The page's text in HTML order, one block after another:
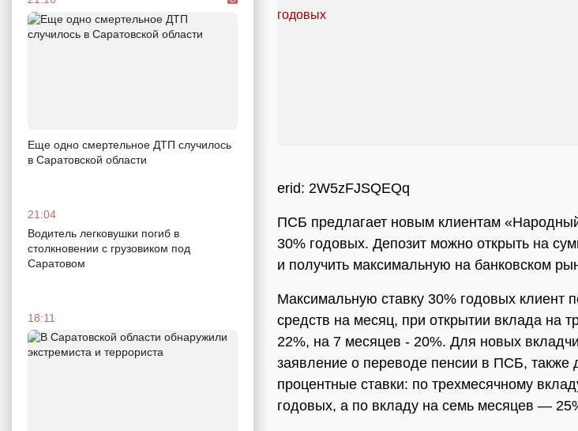
Еще одно смертельное ДТП случилось
в Саратовской области
21:04
Водитель легковушки погиб в
столкновении с грузовиком под
Саратовом
18:11
erid: 2W5zFJSQEQq
ПСБ предлагает новым клиентам
30% годовых. Депозит можно открыть на
и получить максимальную на банковском
Максимальную ставку 30% годовых клиент
средств на месяц, при открытии вклада на
22%, на 7 месяцев - 20%. Для новых
заявление о переводе пенсии в ПСБ,
процентные ставки: по трехмесячному
годовых, а по вкладу на семь месяцев —